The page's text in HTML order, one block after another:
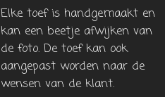
Elke toef is handgemaakt en
kan een beetje afwijken van
de foto. De toef kan ook
aangepast worden naar de
wensen van de klant.